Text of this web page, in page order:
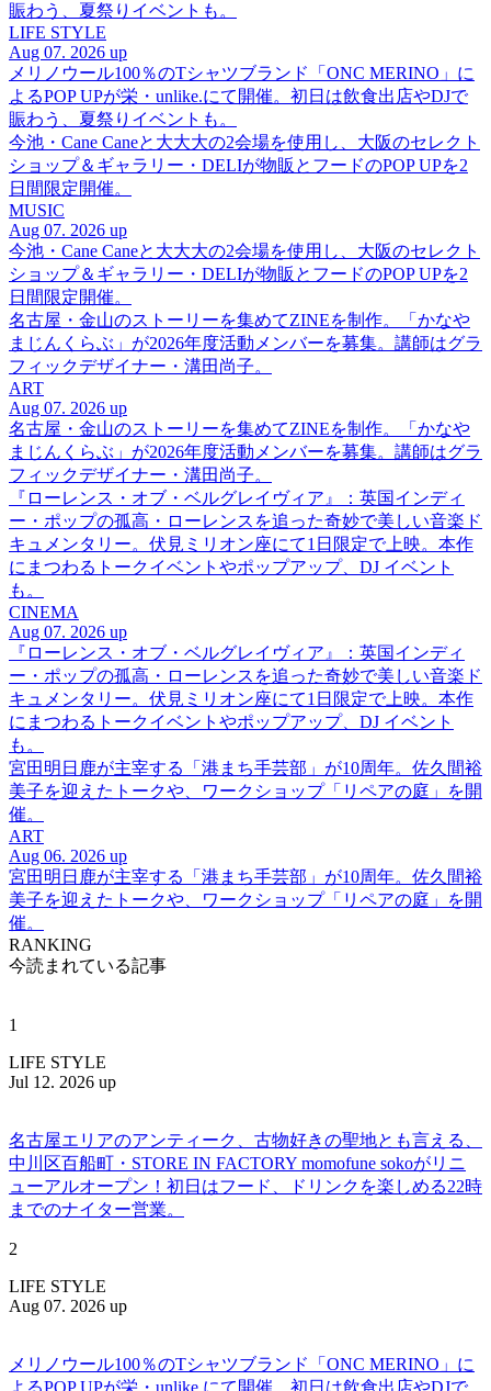
賑わう、夏祭りイベントも。
LIFE STYLE
Aug 07. 2026 up
メリノウール100％のTシャツブランド「ONC MERINO」に
よるPOP UPが栄・unlike.にて開催。初日は飲食出店やDJで
賑わう、夏祭りイベントも。
今池・Cane Caneと大大大の2会場を使用し、大阪のセレクト
ショップ＆ギャラリー・DELIが物販とフードのPOP UPを2
日間限定開催。
MUSIC
Aug 07. 2026 up
今池・Cane Caneと大大大の2会場を使用し、大阪のセレクト
ショップ＆ギャラリー・DELIが物販とフードのPOP UPを2
日間限定開催。
名古屋・金山のストーリーを集めてZINEを制作。「かなや
まじんくらぶ」が2026年度活動メンバーを募集。講師はグラ
フィックデザイナー・溝田尚子。
ART
Aug 07. 2026 up
名古屋・金山のストーリーを集めてZINEを制作。「かなや
まじんくらぶ」が2026年度活動メンバーを募集。講師はグラ
フィックデザイナー・溝田尚子。
『ローレンス・オブ・ベルグレイヴィア』：英国インディ
ー・ポップの孤高・ローレンスを追った奇妙で美しい音楽ド
キュメンタリー。伏見ミリオン座にて1日限定で上映。本作
にまつわるトークイベントやポップアップ、DJ イベント
も。
CINEMA
Aug 07. 2026 up
『ローレンス・オブ・ベルグレイヴィア』：英国インディ
ー・ポップの孤高・ローレンスを追った奇妙で美しい音楽ド
キュメンタリー。伏見ミリオン座にて1日限定で上映。本作
にまつわるトークイベントやポップアップ、DJ イベント
も。
宮田明日鹿が主宰する「港まち手芸部」が10周年。佐久間裕
美子を迎えたトークや、ワークショップ「リペアの庭」を開
催。
ART
Aug 06. 2026 up
宮田明日鹿が主宰する「港まち手芸部」が10周年。佐久間裕
美子を迎えたトークや、ワークショップ「リペアの庭」を開
催。
RANKING
今読まれている記事
1
LIFE STYLE
Jul 12. 2026 up
名古屋エリアのアンティーク、古物好きの聖地とも言える、
中川区百船町・STORE IN FACTORY momofune sokoがリニ
ューアルオープン！初日はフード、ドリンクを楽しめる22時
までのナイター営業。
2
LIFE STYLE
Aug 07. 2026 up
メリノウール100％のTシャツブランド「ONC MERINO」に